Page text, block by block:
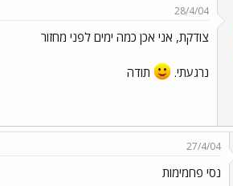
28/4/04
צודקת, אני אכן כמה ימים לפני מחזור
נרגעתי. תודה
27/4/04
נסי פחמימות